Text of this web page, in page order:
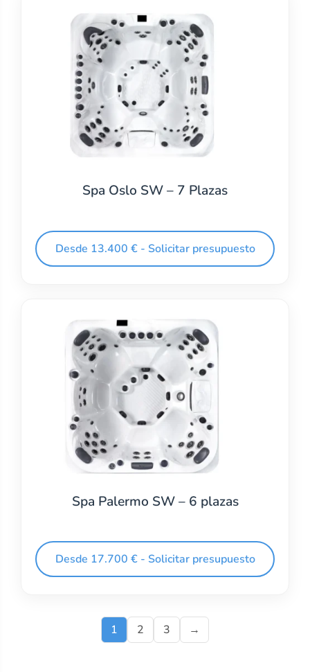
Spa Oslo SW – 7 Plazas
Desde 13.400 € - Solicitar presupuesto
Spa Palermo SW – 6 plazas
Desde 17.700 € - Solicitar presupuesto
1 2 3 →